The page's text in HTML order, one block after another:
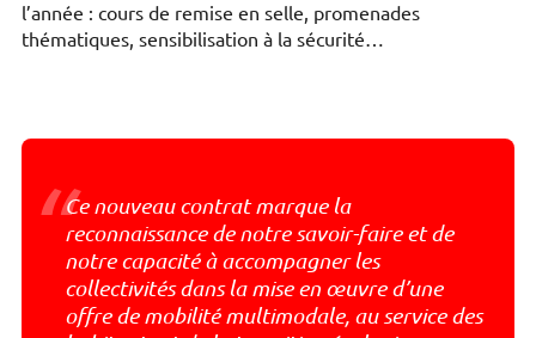
l’année : cours de remise en selle, promenades
thématiques, sensibilisation à la sécurité…
“Ce nouveau contrat marque la
reconnaissance de notre savoir-faire et de
notre capacité à accompagner les
collectivités dans la mise en œuvre d’une
offre de mobilité multimodale, au service des